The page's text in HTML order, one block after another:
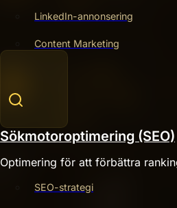
LinkedIn-annonsering
Content Marketing
Sökmotoroptimering (SEO)
Optimering för att förbättra
SEO-strategi